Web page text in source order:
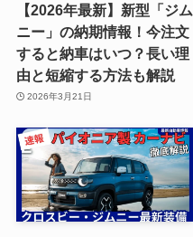
【2026年最新】新型「ジム
ニー」の納期情報！今注文
すると納車はいつ？長い理
由と短縮する方法も解説
2026年3月21日